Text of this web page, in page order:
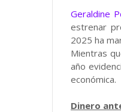
Geraldine
estrenar
2025 ha
Mientras
año
económica.
Dinero